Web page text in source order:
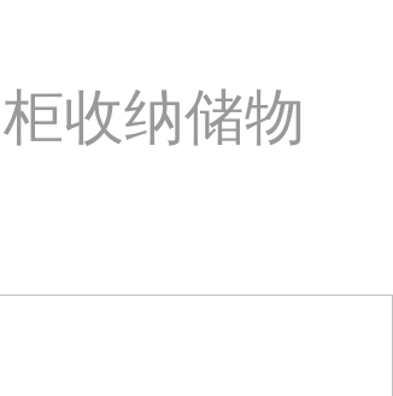
收纳储物